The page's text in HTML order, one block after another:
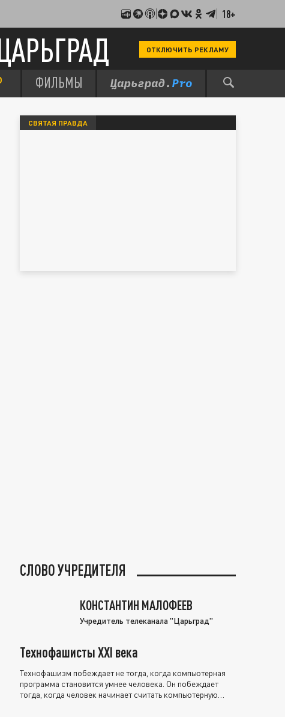
18+
ОТКЛЮЧИТЬ РЕКЛАМУ
ФИЛЬМЫ
СВЯТАЯ ПРАВДА
СЛОВО УЧРЕДИТЕЛЯ
КОНСТАНТИН МАЛОФЕЕВ
Учредитель телеканала "Царьград"
Технофашисты XXI века
Технофашизм побеждает не тогда, когда компьютерная
программа становится умнее человека. Он побеждает
тогда, когда человек начинает считать компьютерную